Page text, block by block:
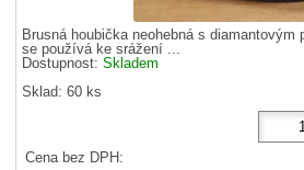
Brusná houbička neohebná s diamantovým
se používá ke srážení ...
Dostupnost:Skladem
Sklad: 60 ks
Cena bez DPH: